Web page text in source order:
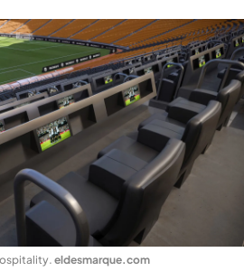
. eldesmarque.com